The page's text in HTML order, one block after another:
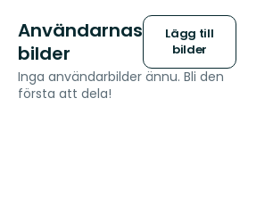
Användarnas
bilder
Lägg till
bilder
Inga användarbilder ännu. Bli den
första att dela!